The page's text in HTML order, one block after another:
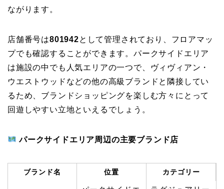
ながります。
店舗番号は801942として管理されており、フロアマッ
プでも確認することができます。パークサイドエリア
は施設の中でも人気エリアの一つで、ヴィヴィアン・
ウエストウッドなどの他の高級ブランドと隣接してい
るため、ブランドショッピングを楽しむ方々にとって
回遊しやすい立地といえるでしょう。
パークサイドエリア周辺の主要ブランド店
ブランド名 位置 カテゴリー